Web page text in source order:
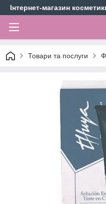
Інтернет-магазин
Товари та послуги